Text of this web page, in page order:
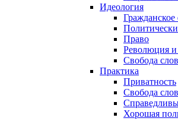
Идеология
Право
Революция
Свобода
Практика
Приватность
Свобода
Хорошая